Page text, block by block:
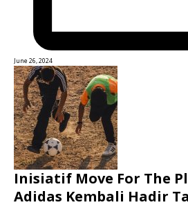
June 26, 2024
Inisiatif Move For The
Adidas Kembali Hadir